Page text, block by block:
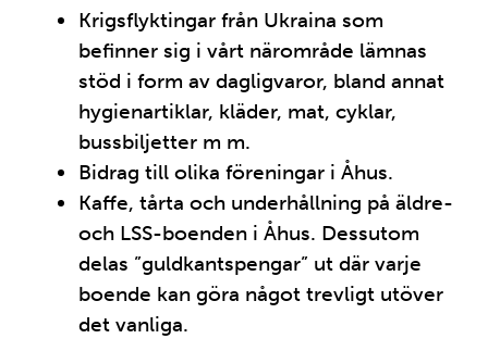
Krigsflyktingar från Ukraina som
befinner sig i vårt närområde lämnas
stöd i form av dagligvaror, bland annat
hygienartiklar, kläder, mat, cyklar,
bussbiljetter m m.
Bidrag till olika föreningar i Åhus.
Kaffe, tårta och underhållning på äldre-
och LSS-boenden i Åhus. Dessutom
delas ”guldkantspengar” ut där varje
boende kan göra något trevligt utöver
det vanliga.